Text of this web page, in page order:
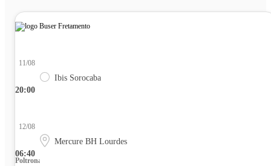
20:00
11/08
Ibis Sorocaba
06:40
12/08
Mercure BH Lourdes
Poltrona